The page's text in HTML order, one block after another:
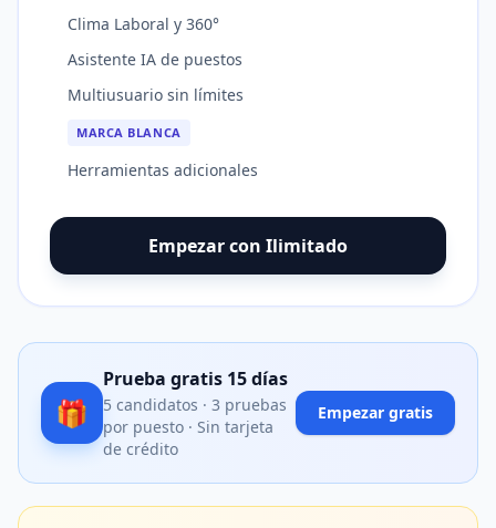
Clima Laboral y 360°
Asistente IA de puestos
Multiusuario sin límites
MARCA BLANCA
Herramientas adicionales
Empezar con Ilimitado
🎁
Prueba gratis 15 días
5 candidatos · 3 pruebas
por puesto · Sin tarjeta
de crédito
Empezar gratis